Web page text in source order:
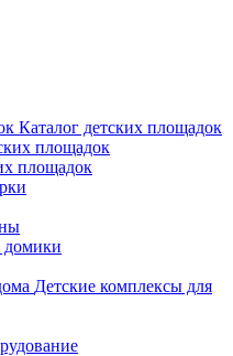
Каталог детских площадок
площадок
домики
Детские комплексы для